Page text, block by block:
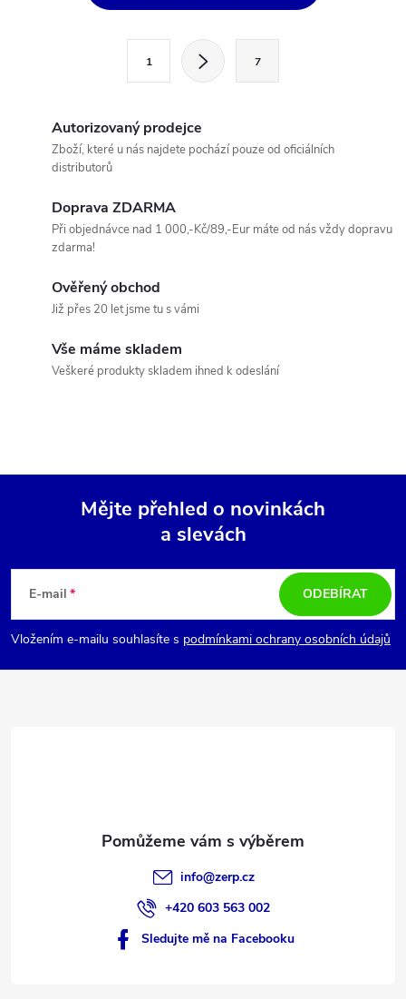
ý
u
1 7
Autorizovaný prodejce
Zboží, které u nás najdete pochází pouze od oficiálních
distributorů
Doprava ZDARMA
Při objednávce nad 1 000,-Kč/89,-Eur máte od nás vždy dopravu
zdarma!
Ověřený obchod
Již přes 20 let jsme tu s vámi
Vše máme skladem
Veškeré produkty skladem ihned k odeslání
p
a
Mějte přehled o novinkách
a slevách
E-mail
Vložením e-mailu souhlasíte s podmínkami ochrany osobních údajů
ODEBÍRAT
info@zerp.cz
+420 603 563 002
Sledujte mě na Facebooku